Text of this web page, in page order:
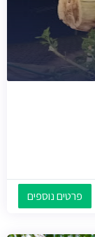
פרטים נוספים